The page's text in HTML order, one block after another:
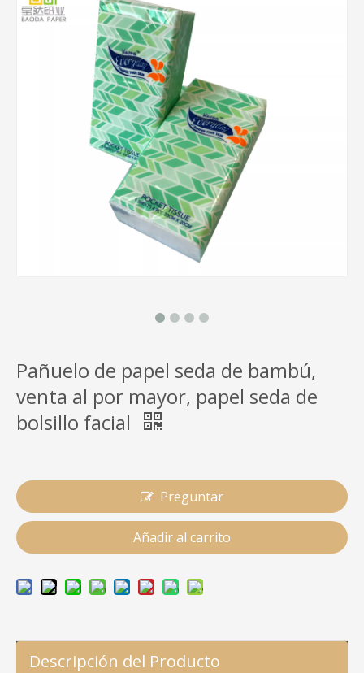
Pañuelo de papel seda de bambú,
venta al por mayor, papel seda de
bolsillo facial
Preguntar
Añadir al carrito
Descripción del Producto